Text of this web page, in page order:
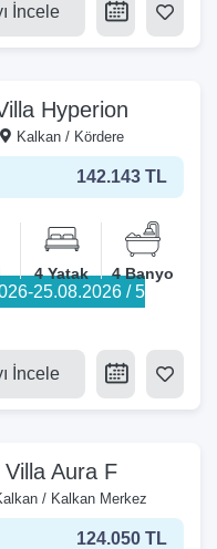
İncele
Hyperion
Kalkan / Kördere
142.143 TL
4 Yatak 4 Banyo
25.08.2026 / 5
İncele
Villa Aura F
/ Kalkan Merkez
124.050 TL